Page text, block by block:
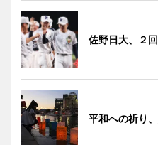
佐野日大、２
平和への祈り